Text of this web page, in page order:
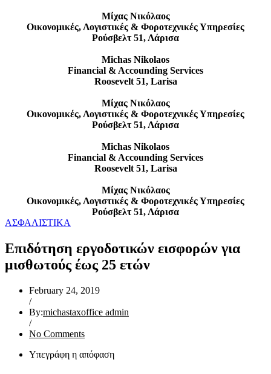
Μίχας Νικόλαος
Οικονομικές, Λογιστικές & Φοροτεχνικές Υπηρεσίες
Ρούσβελτ 51, Λάρισα
Michas Nikolaos
Financial & Accounding Services
Roosevelt 51, Larisa
Μίχας Νικόλαος
Οικονομικές, Λογιστικές & Φοροτεχνικές Υπηρεσίες
Ρούσβελτ 51, Λάρισα
Michas Nikolaos
Financial & Accounding Services
Roosevelt 51, Larisa
Μίχας Νικόλαος
Οικονομικές, Λογιστικές & Φοροτεχνικές Υπηρεσίες
Ρούσβελτ 51, Λάρισα
ΑΣΦΑΛΙΣΤΙΚΑ
Επιδότηση εργοδοτικών εισφορών για
μισθωτούς έως 25 ετών
February 24, 2019
/
By:michastaxoffice admin
/
No Comments
Υπεγράφη η απόφαση